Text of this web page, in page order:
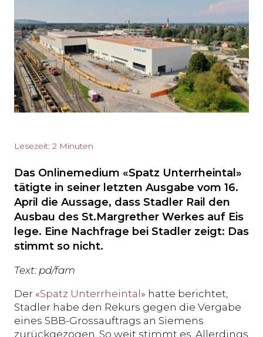
Lesezeit: 2 Minuten
Das Onlinemedium «Spatz Unterrheintal»
tätigte in seiner letzten Ausgabe vom 16.
April die Aussage, dass Stadler Rail den
Ausbau des St.Margrether Werkes auf Eis
lege. Eine Nachfrage bei Stadler zeigt: Das
stimmt so nicht.
Text: pd/fam
Der «Spatz Unterrheintal» hatte berichtet,
Stadler habe den Rekurs gegen die Vergabe
eines SBB-Grossauftrags an Siemens
zurückgezogen. So weit stimmt es. Allerdings